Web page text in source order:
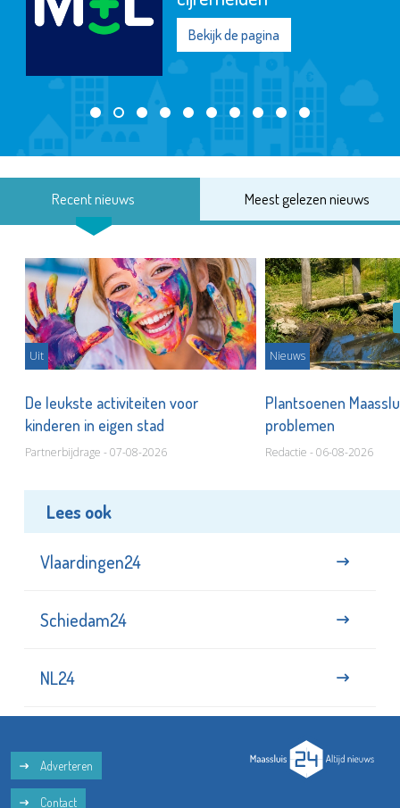
Bekijk de pagina
Recent nieuws Meest gelezen nieuws
Uit
De leukste activiteiten voor
kinderen in eigen stad
Partnerbijdrage - 07-08-2026
Nieuws
Plantsoenen
problemen
Redactie - 06-08-2026
Lees ook
Vlaardingen24
Schiedam24
NL24
Adverteren
Contact